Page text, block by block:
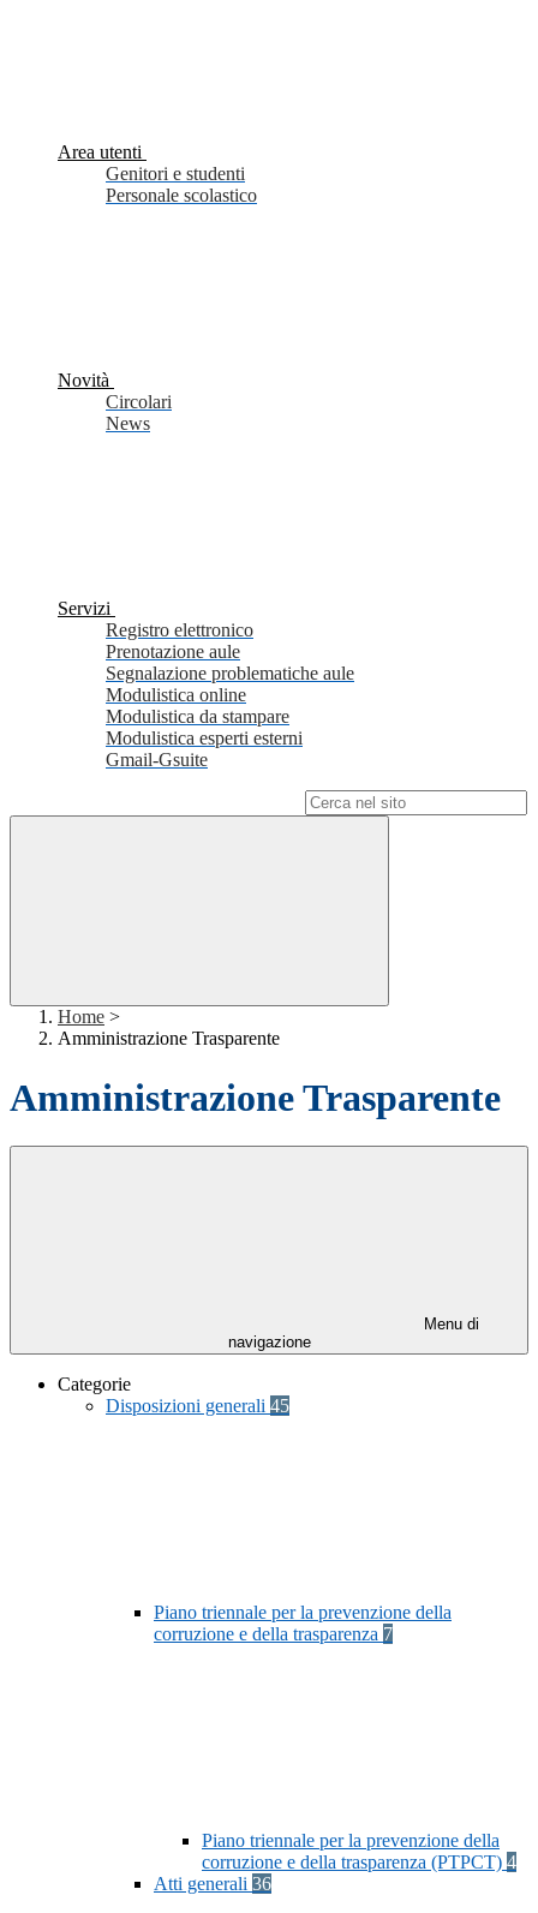
Area utenti
Genitori e studenti
Personale scolastico
Novità
Circolari
News
Servizi
Registro elettronico
Prenotazione aule
Segnalazione problematiche aule
Modulistica online
Modulistica da stampare
Modulistica esperti esterni
Gmail-Gsuite
Home >
Amministrazione Trasparente
Amministrazione Trasparente
Menu di
navigazione
Categorie
Disposizioni generali 45
Piano triennale per la prevenzione della
corruzione e della trasparenza 7
Piano triennale per la prevenzione della
corruzione e della trasparenza (PTPCT) 4
Atti generali 36